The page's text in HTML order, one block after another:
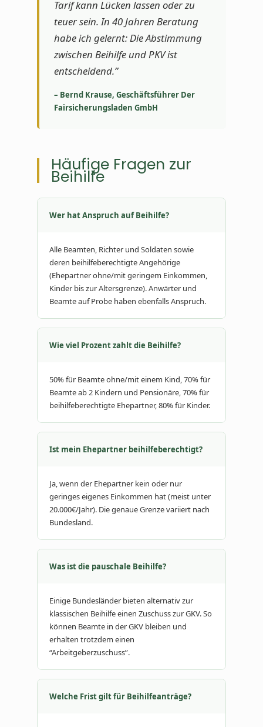
Tarif kann Lücken lassen oder zu
teuer sein. In 40 Jahren Beratung
habe ich gelernt: Die Abstimmung
zwischen Beihilfe und PKV ist
entscheidend.”
– Bernd Krause, Geschäftsführer Der
Fairsicherungsladen GmbH
Häufige Fragen zur
Beihilfe
Wer hat Anspruch auf Beihilfe?
Alle Beamten, Richter und Soldaten sowie
deren beihilfeberechtigte Angehörige
(Ehepartner ohne/mit geringem Einkommen,
Kinder bis zur Altersgrenze). Anwärter und
Beamte auf Probe haben ebenfalls Anspruch.
Wie viel Prozent zahlt die Beihilfe?
50% für Beamte ohne/mit einem Kind, 70% für
Beamte ab 2 Kindern und Pensionäre, 70% für
beihilfeberechtigte Ehepartner, 80% für Kinder.
Ist mein Ehepartner beihilfeberechtigt?
Ja, wenn der Ehepartner kein oder nur
geringes eigenes Einkommen hat (meist unter
20.000€/Jahr). Die genaue Grenze variiert nach
Bundesland.
Was ist die pauschale Beihilfe?
Einige Bundesländer bieten alternativ zur
klassischen Beihilfe einen Zuschuss zur GKV. So
können Beamte in der GKV bleiben und
erhalten trotzdem einen
“Arbeitgeberzuschuss”.
Welche Frist gilt für Beihilfeanträge?